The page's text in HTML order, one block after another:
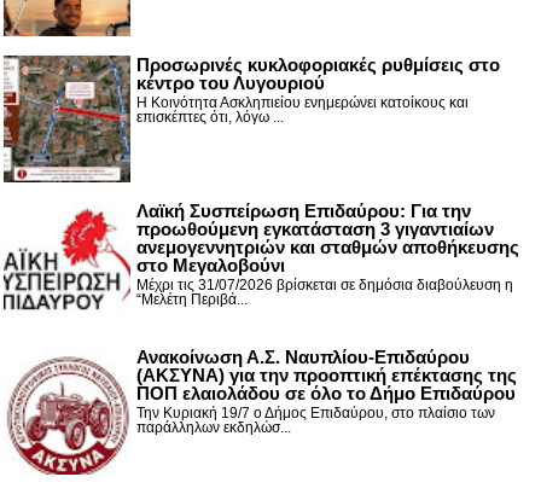
Προσωρινές κυκλοφοριακές ρυθμίσεις στο
κέντρο του Λυγουριού
Η Κοινότητα Ασκληπιείου ενημερώνει κατοίκους και
επισκέπτες ότι, λόγω ...
Λαϊκή Συσπείρωση Επιδαύρου: Για την
προωθούμενη εγκατάσταση 3 γιγαντιαίων
ανεμογεννητριών και σταθμών αποθήκευσης
στο Μεγαλοβούνι
Μέχρι τις 31/07/2026 βρίσκεται σε δημόσια διαβούλευση η
“Μελέτη Περιβά...
Ανακοίνωση Α.Σ. Ναυπλίου-Επιδαύρου
(ΑΚΣΥΝΑ) για την προοπτική επέκτασης της
ΠΟΠ ελαιολάδου σε όλο το Δήμο Επιδαύρου
Την Κυριακή 19/7 ο Δήμος Επιδαύρου, στο πλαίσιο των
παράλληλων εκδηλώσ...